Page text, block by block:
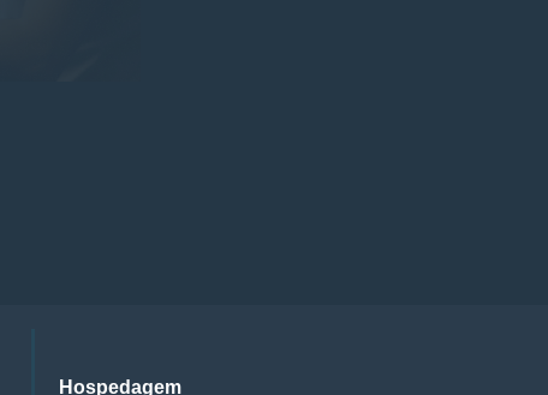
Hospedagem